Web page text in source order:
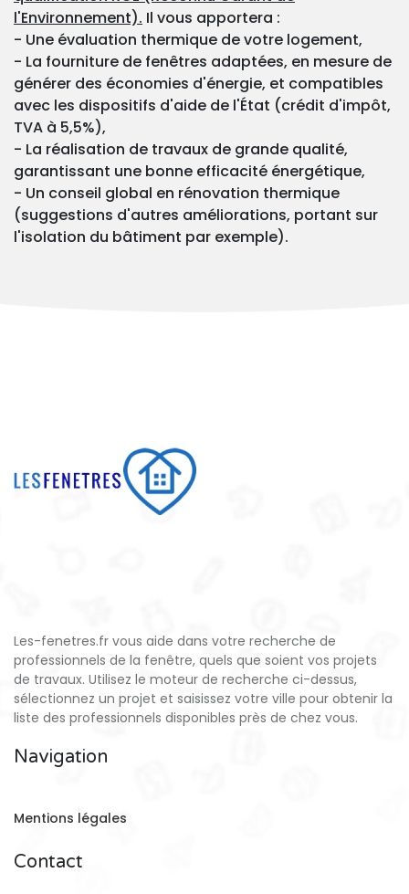
l'Environnement). Il vous apportera :
- Une évaluation thermique de votre logement,
- La fourniture de fenêtres adaptées, en mesure de
générer des économies d'énergie, et compatibles
avec les dispositifs d'aide de l'État (crédit d'impôt,
TVA à 5,5%),
- La réalisation de travaux de grande qualité,
garantissant une bonne efficacité énergétique,
- Un conseil global en rénovation thermique
(suggestions d'autres améliorations, portant sur
l'isolation du bâtiment par exemple).
Les-fenetres.fr vous aide dans votre recherche de
professionnels de la fenêtre, quels que soient vos projets
de travaux. Utilisez le moteur de recherche ci-dessus,
sélectionnez un projet et saisissez votre ville pour obtenir la
liste des professionnels disponibles près de chez vous.
Navigation
Mentions légales
Contact